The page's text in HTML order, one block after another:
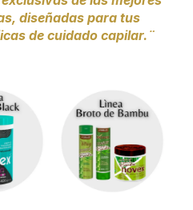
diseñadas para tus
de cuidado capilar.¨